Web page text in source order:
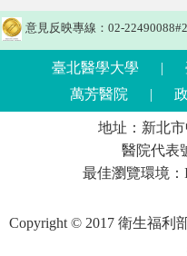
意見反映專線：02-
臺北醫學大學 |
萬芳醫院
|
地址：新北
醫院代表
最佳瀏覽環境：
Copyright © 2017 衛生福利